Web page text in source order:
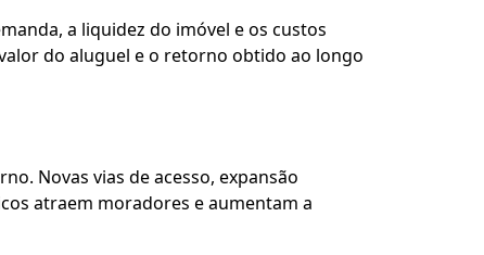
a liquidez do imóvel e os custos
do aluguel e o retorno obtido ao longo
Novas vias de acesso, expansão
atraem moradores e aumentam a